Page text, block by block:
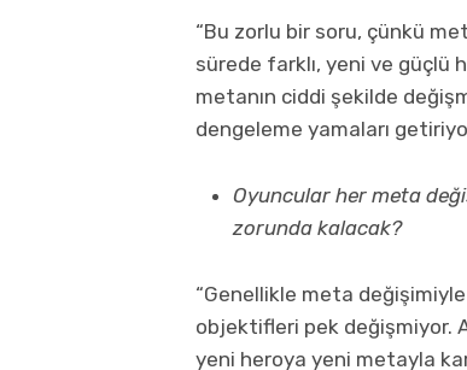
“Bu zorlu bir soru, çünkü
sürede farklı, yeni ve güçlü
metanın ciddi şekilde
dengeleme yamaları
Oyuncular her meta
zorunda kalacak?
“Genellikle meta
objektifleri pek değişmiyor.
yeni heroya yeni metayla